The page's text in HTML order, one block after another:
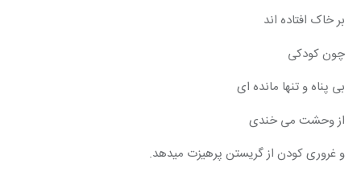
بر خاک افتاده اند
چون کودکی
بی پناه و تنها مانده ای
از وحشت می خندی
و غروری کودن از گریستن پرهیزت میدهد.